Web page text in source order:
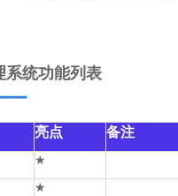
系统功能列表
亮点 备注
★
★